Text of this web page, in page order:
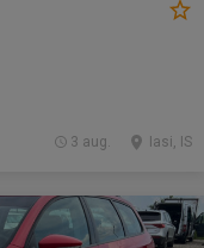
Iasi, IS
3 aug.